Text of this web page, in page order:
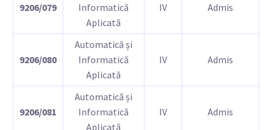
9206/079
Informatică
Aplicată
IV Admis
9206/080
Automatică și
Informatică
Aplicată
IV Admis
9206/081
Automatică și
Informatică
Aplicată
IV Admis